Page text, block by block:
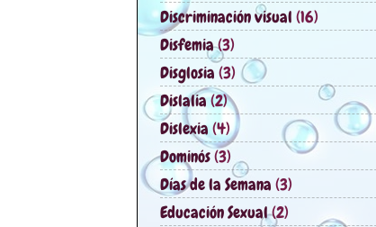
Discriminación visual (16)
Disfemia(3)
Disglosia (3)
Dislalia(2)
Dislexia(4)
Dominós(3)
Días de la Semana (3)
Educación Sexual(2)